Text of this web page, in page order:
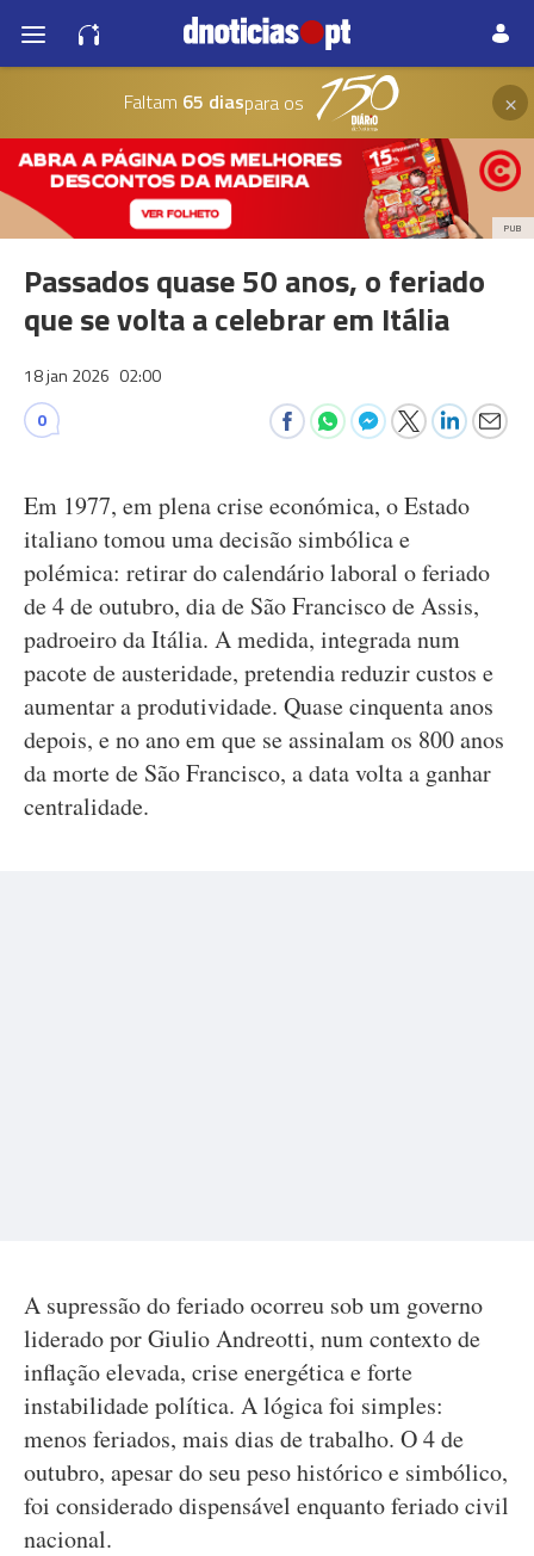
Faltam 65 diaspara os ×
PUB
Passados quase 50 anos, o feriado
que se volta a celebrar em Itália
18 jan 2026 02:00
0
Em 1977, em plena crise económica, o Estado
italiano tomou uma decisão simbólica e
polémica: retirar do calendário laboral o feriado
de 4 de outubro, dia de São Francisco de Assis,
padroeiro da Itália. A medida, integrada num
pacote de austeridade, pretendia reduzir custos e
aumentar a produtividade. Quase cinquenta anos
depois, e no ano em que se assinalam os 800 anos
da morte de São Francisco, a data volta a ganhar
centralidade.
A supressão do feriado ocorreu sob um governo
liderado por Giulio Andreotti, num contexto de
inflação elevada, crise energética e forte
instabilidade política. A lógica foi simples:
menos feriados, mais dias de trabalho. O 4 de
outubro, apesar do seu peso histórico e simbólico,
foi considerado dispensável enquanto feriado civil
nacional.